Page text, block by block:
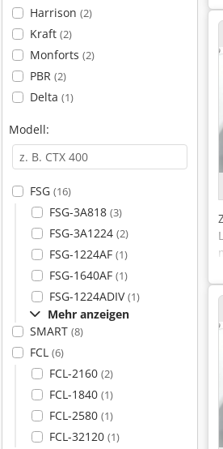
Harrison (2)
Kraft (2)
Monforts (2)
PBR (2)
Delta (1)
Modell:
FSG (16)
FSG-3A818 (3)
FSG-3A1224 (2)
FSG-1224AF (1)
FSG-1640AF (1)
FSG-1224ADIV(1)
Mehr anzeigen
SMART (8)
FCL (6)
FCL-2160 (2)
FCL-1840 (1)
FCL-2580 (1)
FCL-32120 (1)